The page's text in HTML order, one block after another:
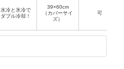
水冷と氷冷で
ダブル冷却！
39×60cm
（カバーサイ
ズ）
可